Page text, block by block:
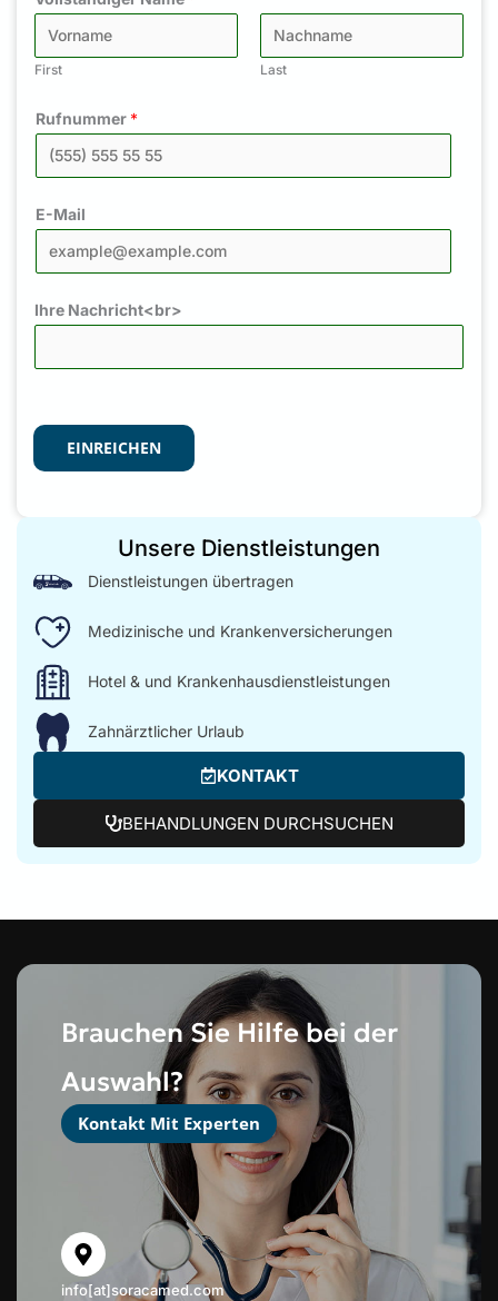
First Last
Rufnummer *
E-Mail
Ihre Nachricht<br>
EINREICHEN
Unsere Dienstleistungen
Dienstleistungen übertragen
Medizinische und Krankenversicherungen
Hotel & und Krankenhausdienstleistungen
Zahnärztlicher Urlaub
KONTAKT
BEHANDLUNGEN DURCHSUCHEN
Brauchen Sie Hilfe bei der
Auswahl?
Kontakt Mit Experten
info[at]soracamed.com